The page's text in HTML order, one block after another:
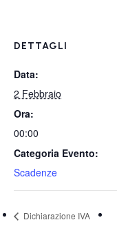
DETTAGLI
Data:
2 Febbraio
Ora:
00:00
Categoria Evento:
Scadenze
Dichiarazione IVA